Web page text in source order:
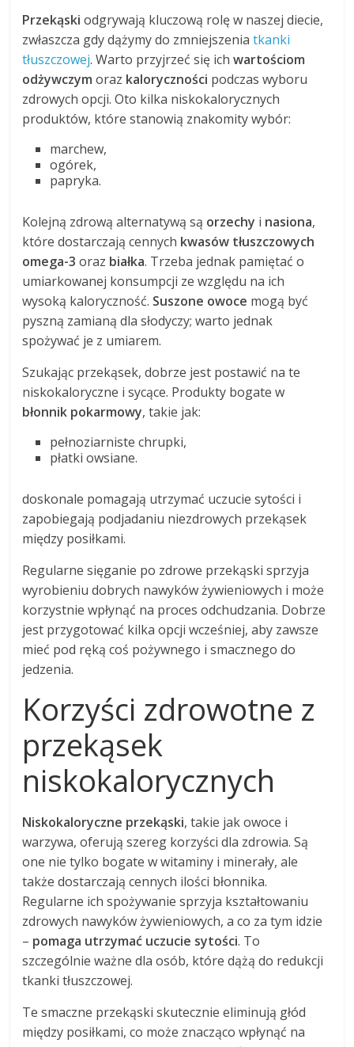
Przekąski odgrywają kluczową rolę w naszej diecie,
zwłaszcza gdy dążymy do zmniejszeniatkanki
tłuszczowej. Warto przyjrzeć się ichwartościom
odżywczym oraz kaloryczności podczas wyboru
zdrowych opcji. Oto kilka niskokalorycznych
produktów, które stanowią znakomity wybór:
marchew,
ogórek,
papryka.
Kolejną zdrową alternatywą są orzechy i nasiona,
które dostarczają cennych kwasów tłuszczowych
omega-3 oraz białka. Trzeba jednak pamiętać o
umiarkowanej konsumpcji ze względu na ich
wysoką kaloryczność. Suszone owoce mogą być
pyszną zamianą dla słodyczy; warto jednak
spożywać je z umiarem.
Szukając przekąsek, dobrze jest postawić na te
niskokaloryczne i sycące. Produkty bogate w
błonnik pokarmowy, takie jak:
pełnoziarniste chrupki,
płatki owsiane.
doskonale pomagają utrzymać uczucie sytości i
zapobiegają podjadaniu niezdrowych przekąsek
między posiłkami.
Regularne sięganie po zdrowe przekąski sprzyja
wyrobieniu dobrych nawyków żywieniowych i może
korzystnie wpłynąć na proces odchudzania. Dobrze
jest przygotować kilka opcji wcześniej, aby zawsze
mieć pod ręką coś pożywnego i smacznego do
jedzenia.
Korzyści zdrowotne z
przekąsek
niskokalorycznych
Niskokaloryczne przekąski, takie jak owoce i
warzywa, oferują szereg korzyści dla zdrowia. Są
one nie tylko bogate w witaminy i minerały, ale
także dostarczają cennych ilości błonnika.
Regularne ich spożywanie sprzyja kształtowaniu
zdrowych nawyków żywieniowych, a co za tym idzie
– pomaga utrzymać uczucie sytości. To
szczególnie ważne dla osób, które dążą do redukcji
tkanki tłuszczowej.
Te smaczne przekąski skutecznie eliminują głód
między posiłkami, co może znacząco wpłynąć na